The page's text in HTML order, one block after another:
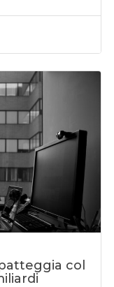
col